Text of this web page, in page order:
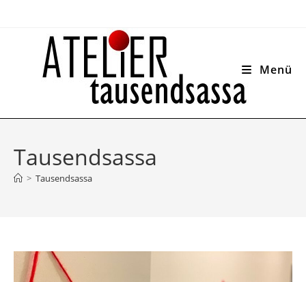
Menü
Tausendsassa
> Tausendsassa